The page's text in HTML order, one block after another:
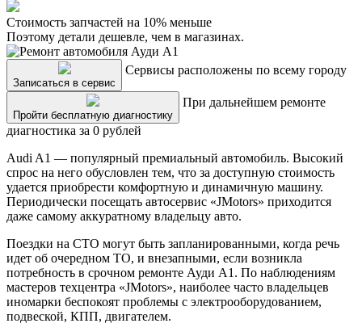
Стоимость запчастей на 10% меньше
Поэтому детали дешевле, чем в магазинах.
Записаться в сервис
Сервисы расположены по всему городу
Пройти бесплатную диагностику
При дальнейшем ремонте
диагностика за 0 рублей
Audi A1 — популярный премиальный автомобиль. Высокий
спрос на него обусловлен тем, что за доступную стоимость
удается приобрести комфортную и динамичную машину.
Периодически посещать автосервис «JMotors» приходится
даже самому аккуратному владельцу авто.
Поездки на СТО могут быть запланированными, когда речь
идет об очередном ТО, и внезапными, если возникла
потребность в срочном ремонте Ауди A1. По наблюдениям
мастеров техцентра «JMotors», наиболее часто владельцев
иномарки беспокоят проблемы с электрооборудованием,
подвеской, КПП, двигателем.